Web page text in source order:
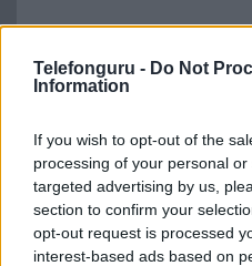
Telefonguru - Do Not
Information
If you wish to opt-out of the
processing of your personal
targeted advertising by us,
section to confirm your
opt-out request is processed
interest-based ads based on
Számos
készülék
2026.06.30 | Phone Arena
A One UI 9 érkezése új
funkciókat és
azonban több korábbi
Galaxy készülék számára ez